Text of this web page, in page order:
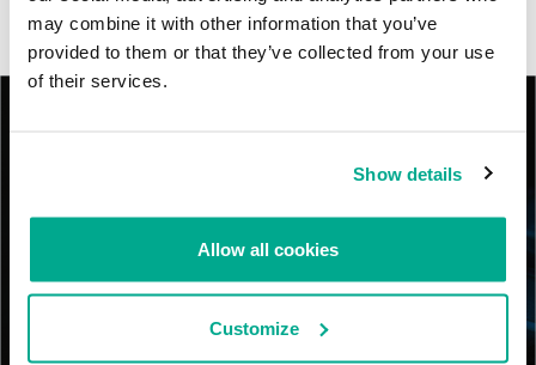
may combine it with other information that you’ve
provided to them or that they’ve collected from your use
of their services.
Show details
Allow all cookies
Customize
en todo el mundo